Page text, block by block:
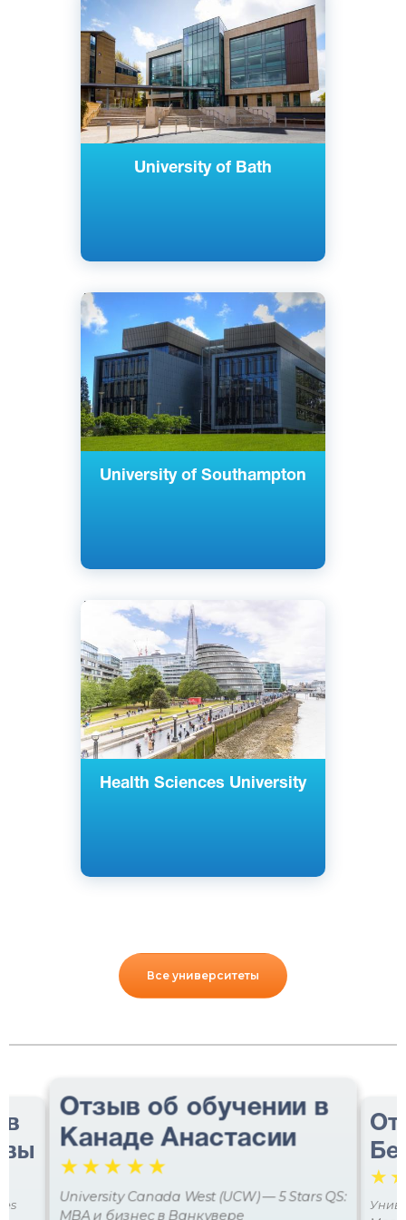
University of Bath
Бат, Великобритания
Государственный
University of Southampton
Английский
Саутгемптон, Великобритания
Государственный
Health Sciences University
Английский
Лондон, Великобритания
Государственный
Все университеты
в
Отзыв об обучении в
Канаде Анастасии
☆☆☆ ☆☆
University Canada West (UCW) — 5 Stars QS:
MBA и бизнес в Ванкувере
☆